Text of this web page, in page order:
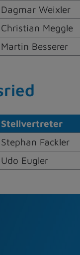
Dagmar Weixler
Christian Meggle
Martin Besserer
Stellvertreter
Stephan Fackler
Udo Eugler